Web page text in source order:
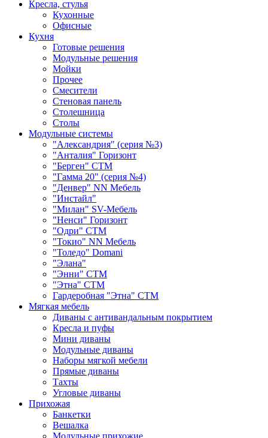
Кресла, стулья
Кухонные
Офисные
Кухня
Готовые решения
Модульные решения
Мойки
Прочее
Смесители
Стеновая панель
Столешница
Столы
Модульные системы
"Александрия" (серия №3)
"Анталия" Горизонт
"Берген" СТМ
"Гамма 20" (серия №4)
"Денвер" NN Мебель
"Инстайл"
"Милан" SV-Мебель
"Ненси" Горизонт
"Одри" СТМ
"Токио" NN Мебель
"Толедо" Domani
"Элана"
"Энни" СТМ
"Этна" СТМ
Гардеробная "Этна" СТМ
Мягкая мебель
Диваны с антивандальным покрытием
Кресла и пуфы
Мини диваны
Модульные диваны
Наборы мягкой мебели
Прямые диваны
Тахты
Угловые диваны
Прихожая
Банкетки
Вешалка
Модульные прихожие